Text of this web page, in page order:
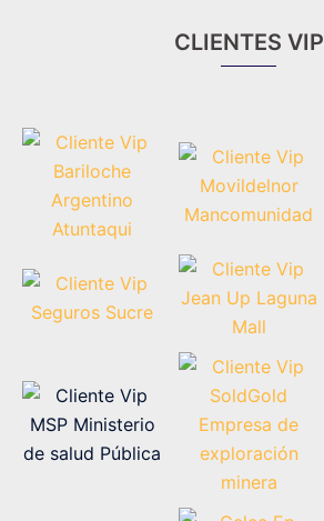
CLIENTES VIP